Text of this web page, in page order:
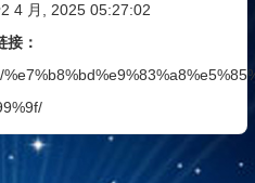
4 月, 2025 05:27:02
：